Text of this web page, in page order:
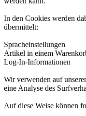
In den Cookies werden
übermittelt:
Spracheinstellungen
Artikel in einem
Log-In-Informationen
Wir verwenden auf
eine Analyse des
Auf diese Weise können